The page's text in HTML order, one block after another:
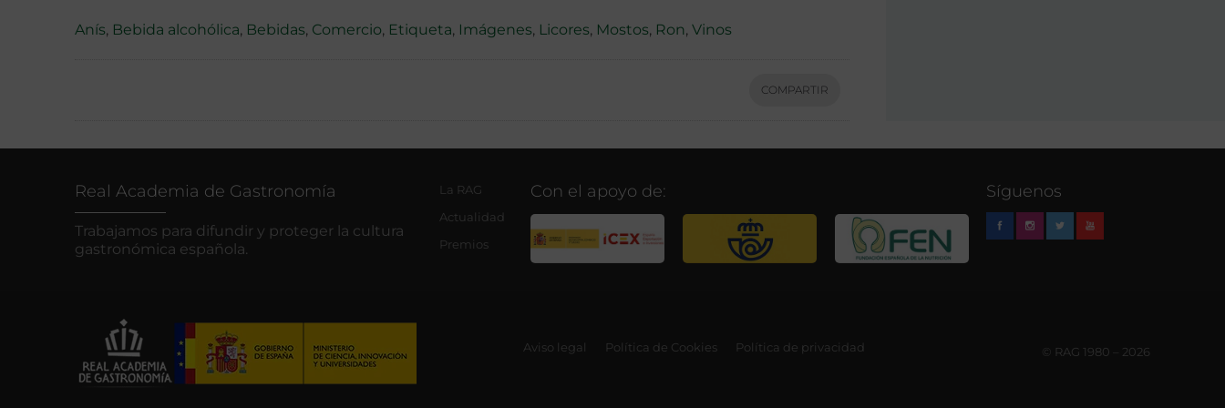
Anís, Bebida alcohólica, Bebidas, Comercio, Etiqueta, Imágenes, Licores, Mostos, Ron, Vinos
COMPARTIR
Real Academia de Gastronomía
Trabajamos para difundir y proteger la cultura
gastronómica española.
La RAG
Actualidad
Premios
Con el apoyo de: Síguenos
Aviso legal Política de Cookies Política de privacidad © RAG 1980 – 2026